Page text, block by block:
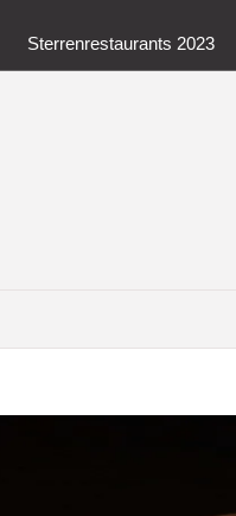
Sterrenrestaurants 2023